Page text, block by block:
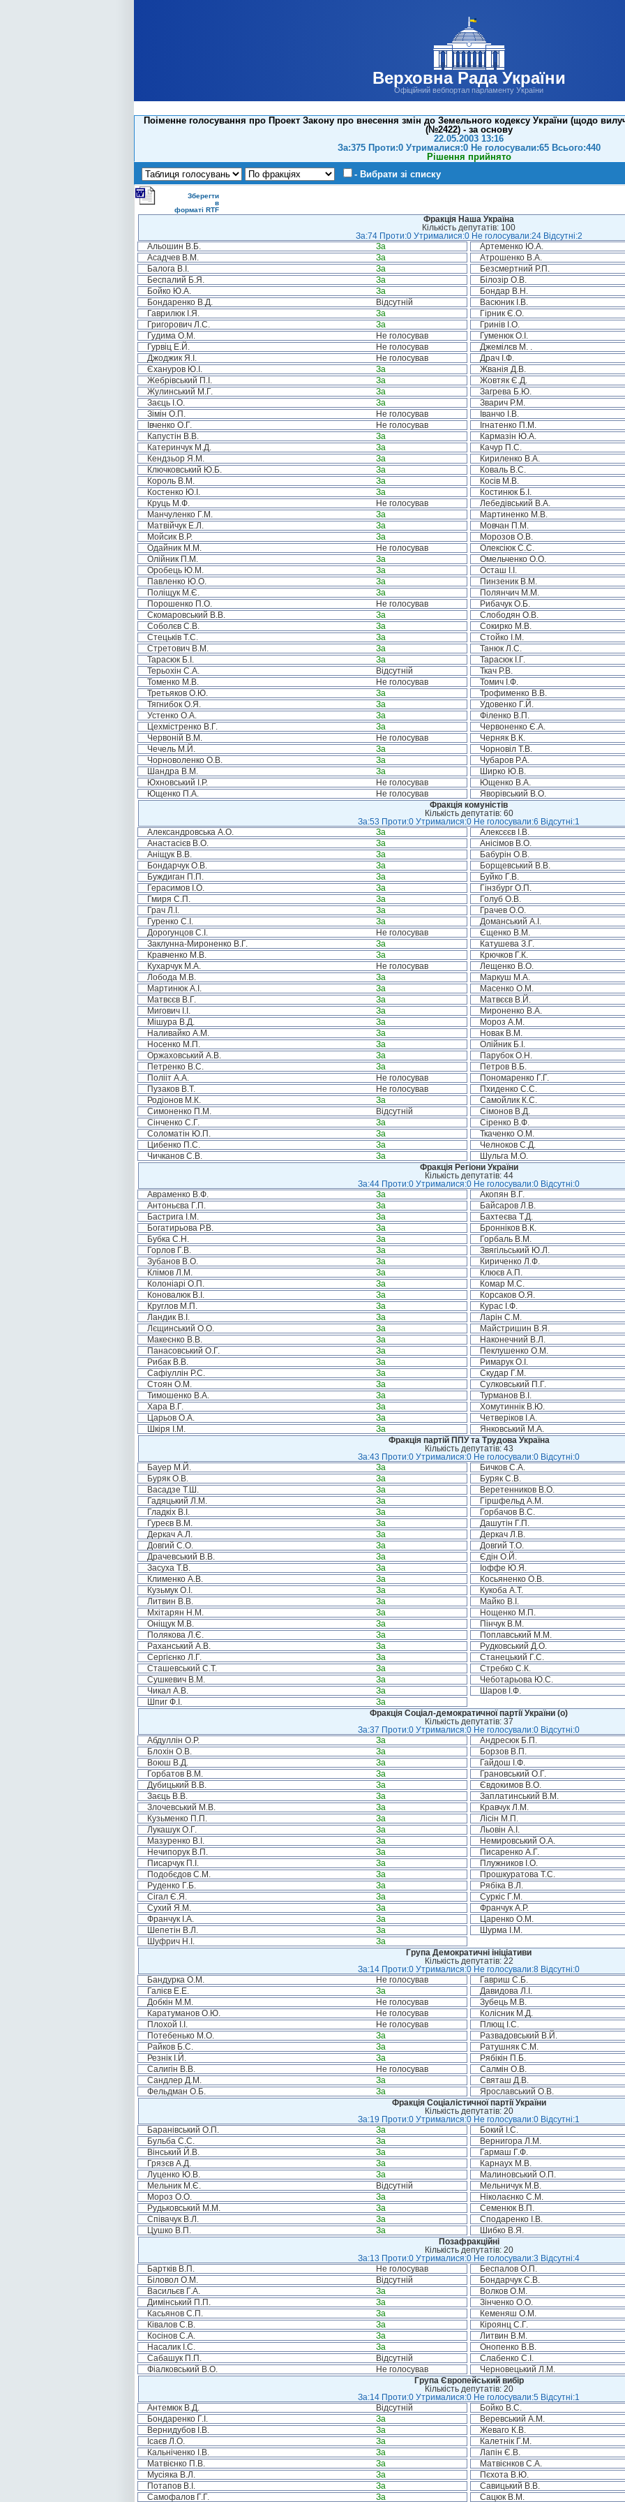
Верховна Рада України
Офіційний вебпортал парламенту України
Поіменне голосування про Проект Закону про внесення змін до Земельного кодексу України (щодо
(№2422) - за основу
22.05.2003 13:16
За:375 Проти:0 Утрималися:0 Не голосували:65 Всього:440
Рішення прийнято
- Вибрати зі списку
Зберегти
в
форматі RTF
Фракція Наша Україна
Кількість депутатів: 100
За:74 Проти:0 Утрималися:0 Не голосували:24 Відсутні:2
Альошин В.Б.
За Артеменко Ю.А.
Асадчев В.М.
За Атрошенко В.А.
Балога В.І.
За Безсмертний Р.П.
Беспалий Б.Я.
За Білозір О.В.
Бойко Ю.А.
За Бондар В.Н.
Бондаренко В.Д.
Відсутній Васюник І.В.
Гаврилюк І.Я.
За Гірник Є.О.
Григорович Л.С.
За Гринів І.О.
Гудима О.М.
Не голосував Гуменюк О.І.
Гурвіц Е.Й.
Не голосував Джемілєв М. .
Джоджик Я.І.
Не голосував Драч І.Ф.
Єхануров Ю.І.
За Жванія Д.В.
Жебрівський П.І.
За Жовтяк Є.Д.
Жулинський М.Г.
За Загрева Б.Ю.
Заєць І.О.
За Зварич Р.М.
Зімін О.П.
Не голосував Іванчо І.В.
Івченко О.Г.
Не голосував Ігнатенко П.М.
Капустін В.В.
За Кармазін Ю.А.
Катеринчук М.Д.
За Качур П.С.
Кендзьор Я.М.
За Кириленко В.А.
Ключковський Ю.Б.
За Коваль В.С.
Король В.М.
За Косів М.В.
Костенко Ю.І.
За Костинюк Б.І.
Круць М.Ф.
Не голосував Лебедівський В.А.
Манчуленко Г.М.
За Мартиненко М.В.
Матвійчук Е.Л.
За Мовчан П.М.
Мойсик В.Р.
За Морозов О.В.
Одайник М.М.
Не голосував Олексіюк С.С.
Олійник П.М.
За Омельченко О.О.
Оробець Ю.М.
За Осташ І.І.
Павленко Ю.О.
За Пинзеник В.М.
Поліщук М.Є.
За Полянчич М.М.
Порошенко П.О.
Не голосував Рибачук О.Б.
Скомаровський В.В.
За Слободян О.В.
Соболєв С.В.
За Сокирко М.В.
Стецьків Т.С.
За Стойко І.М.
Стретович В.М.
За Танюк Л.С.
Тарасюк Б.І.
За Тарасюк І.Г.
Терьохін С.А.
Відсутній Ткач Р.В.
Томенко М.В.
Не голосував Томич І.Ф.
Третьяков О.Ю.
За Трофименко В.В.
Тягнибок О.Я.
За Удовенко Г.Й.
Устенко О.А.
За Філенко В.П.
Цехмістренко В.Г.
За Червоненко Є.А.
Червоній В.М.
Не голосував Черняк В.К.
Чечель М.Й.
За Чорновіл Т.В.
Чорноволенко О.В.
За Чубаров Р.А.
Шандра В.М.
За Ширко Ю.В.
Юхновський І.Р.
Не голосував Ющенко В.А.
Ющенко П.А.
Не голосував Яворівський В.О.
Фракція комуністів
Кількість депутатів: 60
За:53 Проти:0 Утрималися:0 Не голосували:6 Відсутні:1
Александровська А.О.
За Алексєєв І.В.
Анастасієв В.О.
За Анісімов В.О.
Аніщук В.В.
За Бабурін О.В.
Бондарчук О.В.
За Борщевський В.В.
Буждиган П.П.
За Буйко Г.В.
Герасимов І.О.
За Гінзбург О.П.
Гмиря С.П.
За Голуб О.В.
Грач Л.І.
За Грачев О.О.
Гуренко С.І.
За Доманський А.І.
Дорогунцов С.І.
Не голосував Єщенко В.М.
Заклунна-Мироненко В.Г.
За Катушева З.Г.
Кравченко М.В.
За Крючков Г.К.
Кухарчук М.А.
Не голосував Лещенко В.О.
Лобода М.В.
За Маркуш М.А.
Мартинюк А.І.
За Масенко О.М.
Матвєєв В.Г.
За Матвєєв В.Й.
Мигович І.І.
За Мироненко В.А.
Мішура В.Д.
За Мороз А.М.
Наливайко А.М.
За Новак В.М.
Носенко М.П.
За Олійник Б.І.
Оржаховський А.В.
За Парубок О.Н.
Петренко В.С.
За Петров В.Б.
Полііт А.А.
Не голосував Пономаренко Г.Г.
Пузаков В.Т.
Не голосував Пхиденко С.С.
Родіонов М.К.
За Самойлик К.С.
Симоненко П.М.
Відсутній Сімонов В.Д.
Сінченко С.Г.
За Сіренко В.Ф.
Соломатін Ю.П.
За Ткаченко О.М.
Цибенко П.С.
За Челноков С.Д.
Чичканов С.В.
За Шульга М.О.
Фракція Регіони України
Кількість депутатів: 44
За:44 Проти:0 Утрималися:0 Не голосували:0 Відсутні:0
Авраменко В.Ф.
За Акопян В.Г.
Антоньєва Г.П.
За Байсаров Л.В.
Бастрига І.М.
За Бахтеєва Т.Д.
Богатирьова Р.В.
За Бронніков В.К.
Бубка С.Н.
За Горбаль В.М.
Горлов Г.В.
За Звягільський Ю.Л.
Зубанов В.О.
За Кириченко Л.Ф.
Клімов Л.М.
За Клюєв А.П.
Колоніарі О.П.
За Комар М.С.
Коновалюк В.І.
За Корсаков О.Я.
Круглов М.П.
За Курас І.Ф.
Ландик В.І.
За Ларін С.М.
Лєщинський О.О.
За Майстришин В.Я.
Макеєнко В.В.
За Наконечний В.Л.
Панасовський О.Г.
За Пеклушенко О.М.
Рибак В.В.
За Римарук О.І.
Сафіуллін Р.С.
За Скудар Г.М.
Стоян О.М.
За Сулковський П.Г.
Тимошенко В.А.
За Турманов В.І.
Хара В.Г.
За Хомутиннік В.Ю.
Царьов О.А.
За Четверіков І.А.
Шкіря І.М.
За Янковський М.А.
Фракція партій ППУ та Трудова Україна
Кількість депутатів: 43
За:43 Проти:0 Утрималися:0 Не голосували:0 Відсутні:0
Бауер М.Й.
За Бичков С.А.
Буряк О.В.
За Буряк С.В.
Васадзе Т.Ш.
За Веретенников В.О.
Гадяцький Л.М.
За Гіршфельд А.М.
Гладкіх В.І.
За Горбачов В.С.
Гуреєв В.М.
За Дашутін Г.П.
Деркач А.Л.
За Деркач Л.В.
Довгий С.О.
За Довгий Т.О.
Драчевський В.В.
За Єдін О.Й.
Засуха Т.В.
За Іоффе Ю.Я.
Клименко А.В.
За Косьяненко О.В.
Кузьмук О.І.
За Кукоба А.Т.
Литвин В.В.
За Майко В.І.
Мхітарян Н.М.
За Нощенко М.П.
Оніщук М.В.
За Пінчук В.М.
Полякова Л.Є.
За Поплавський М.М.
Раханський А.В.
За Рудковський Д.О.
Сергієнко Л.Г.
За Станецький Г.С.
Сташевський С.Т.
За Стребко С.К.
Сушкевич В.М.
За Чеботарьова Ю.С.
Чикал А.В.
За Шаров І.Ф.
Шпиг Ф.І.
За
Фракція Соціал-демократичної партії України (о)
Кількість депутатів: 37
За:37 Проти:0 Утрималися:0 Не голосували:0 Відсутні:0
Абдуллін О.Р.
За Андресюк Б.П.
Блохін О.В.
За Борзов В.П.
Воюш В.Д.
За Гайдош І.Ф.
Горбатов В.М.
За Грановський О.Г.
Дубицький В.В.
За Євдокимов В.О.
Заєць В.В.
За Заплатинський В.М.
Злочевський М.В.
За Кравчук Л.М.
Кузьменко П.П.
За Лісін М.П.
Лукашук О.Г.
За Льовін А.І.
Мазуренко В.І.
За Немировський О.А.
Нечипорук В.П.
За Писаренко А.Г.
Писарчук П.І.
За Плужников І.О.
Подобєдов С.М.
За Прошкуратова Т.С.
Руденко Г.Б.
За Рябіка В.Л.
Сігал Є.Я.
За Суркіс Г.М.
Сухий Я.М.
За Франчук А.Р.
Франчук І.А.
За Царенко О.М.
Шепетін В.Л.
За Шурма І.М.
Шуфрич Н.І.
За
Група Демократичні ініціативи
Кількість депутатів: 22
За:14 Проти:0 Утрималися:0 Не голосували:8 Відсутні:0
Бандурка О.М.
Не голосував Гавриш С.Б.
Галієв Е.Е.
За Давидова Л.І.
Добкін М.М.
Не голосував Зубець М.В.
Каратуманов О.Ю.
Не голосував Колісник М.Д.
Плохой І.І.
Не голосував Плющ І.С.
Потебенько М.О.
За Развадовський В.Й.
Райков Б.С.
За Ратушняк С.М.
Резнік І.Й.
За Рябікін П.Б.
Салигін В.В.
Не голосував Салмін О.В.
Сандлер Д.М.
За Святаш Д.В.
Фельдман О.Б.
За Ярославський О.В.
Фракція Соціалістичної партії України
Кількість депутатів: 20
За:19 Проти:0 Утрималися:0 Не голосували:0 Відсутні:1
Баранівський О.П.
За Бокий І.С.
Бульба С.С.
За Вернигора Л.М.
Вінський Й.В.
За Гармаш Г.Ф.
Грязєв А.Д.
За Карнаух М.В.
Луценко Ю.В.
За Малиновський О.П.
Мельник М.Є.
Відсутній Мельничук М.В.
Мороз О.О.
За Ніколаєнко С.М.
Рудьковський М.М.
За Семенюк В.П.
Співачук В.Л.
За Сподаренко І.В.
Цушко В.П.
За Шибко В.Я.
Позафракційні
Кількість депутатів: 20
За:13 Проти:0 Утрималися:0 Не голосували:3 Відсутні:4
Бартків В.П.
Не голосував Беспалов О.П.
Біловол О.М.
Відсутній Бондарчук С.В.
Васильєв Г.А.
За Волков О.М.
Димінський П.П.
За Зінченко О.О.
Касьянов С.П.
За Кеменяш О.М.
Ківалов С.В.
За Кіроянц С.Г.
Косінов С.А.
За Литвин В.М.
Насалик І.С.
За Онопенко В.В.
Сабашук П.П.
Відсутній Слабенко С.І.
Фіалковський В.О.
Не голосував Черновецький Л.М.
Група Європейський вибір
Кількість депутатів: 20
За:14 Проти:0 Утрималися:0 Не голосували:5 Відсутні:1
Антемюк В.Д.
Відсутній Бойко В.С.
Бондаренко Г.І.
За Веревський А.М.
Вернидубов І.В.
За Жеваго К.В.
Ісаєв Л.О.
За Калетнік Г.М.
Кальніченко І.В.
За Лапін Є.В.
Матвієнко П.В.
За Матвієнков С.А.
Мусіяка В.Л.
За Пєхота В.Ю.
Потапов В.І.
За Савицький В.В.
Самофалов Г.Г.
За Сацюк В.М.